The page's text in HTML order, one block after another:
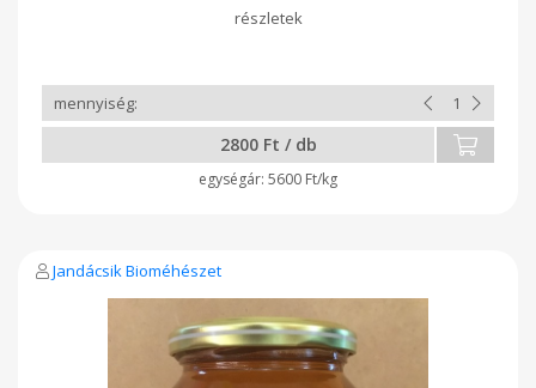
csak bioméhészetben engedélyezett szereket használunk.
500 g-os kiszerelésben árusítjuk. A propolisztinktúra kiválása
propolisztinktúra
2800 Ft / db
5600 Ft/kg
Jandácsik Bioméhészet